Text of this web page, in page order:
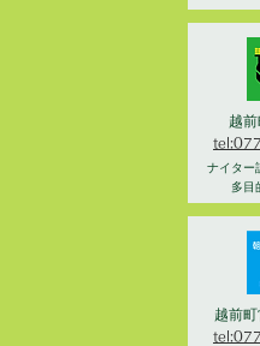
越
ナイター
多目
越前